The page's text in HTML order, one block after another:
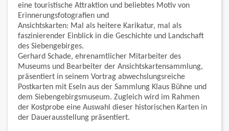
eine touristische Attraktion und beliebtes Motiv von
Erinnerungsfotografien und
Ansichtskarten: Mal als heitere Karikatur, mal als
faszinierender Einblick in die Geschichte und Landschaft
des Siebengebirges.
Gerhard Schade, ehrenamtlicher Mitarbeiter des
Museums und Bearbeiter der Ansichtskartensammlung,
präsentiert in seinem Vortrag abwechslungsreiche
Postkarten mit Eseln aus der Sammlung Klaus Bühne und
dem Siebengebirgsmuseum. Zugleich wird im Rahmen
der Kostprobe eine Auswahl dieser historischen Karten in
der Dauerausstellung präsentiert.